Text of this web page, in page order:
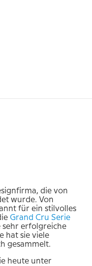
die von
wurde. Von
für ein stilvolles
Grand Cru Serie
sehr erfolgreiche
hat sie viele
gesammelt.
heute unter